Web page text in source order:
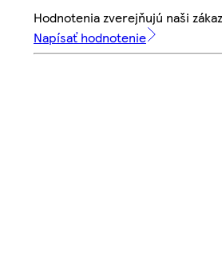
Hodnotenia zverejňujú naši
Napísať hodnotenie